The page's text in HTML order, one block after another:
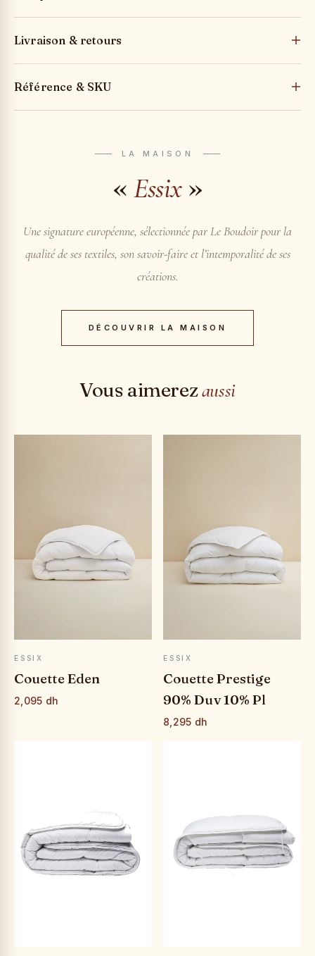
Livraison & retours
Référence & SKU
LA MAISON
« Essix»
Une signature européenne, sélectionnée par Le Boudoir pour la
qualité de ses textiles, son savoir-faire et l’intemporalité de ses
créations.
DÉCOUVRIR LA MAISON
Vous aimerezaussi
APERÇU RAPIDE
ESSIX
Couette Eden
2,095 dh
APERÇU RAPIDE
ESSIX
Couette Prestige
90% Duv 10% Pl
8,295 dh